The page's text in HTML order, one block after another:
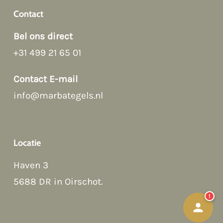
Contact
Bel ons direct
+31 499 21 65 01
Contact E-mail
info@marbategels.nl
Locatie
Haven 3
5688 DR in Oirschot.
Contact Form
!